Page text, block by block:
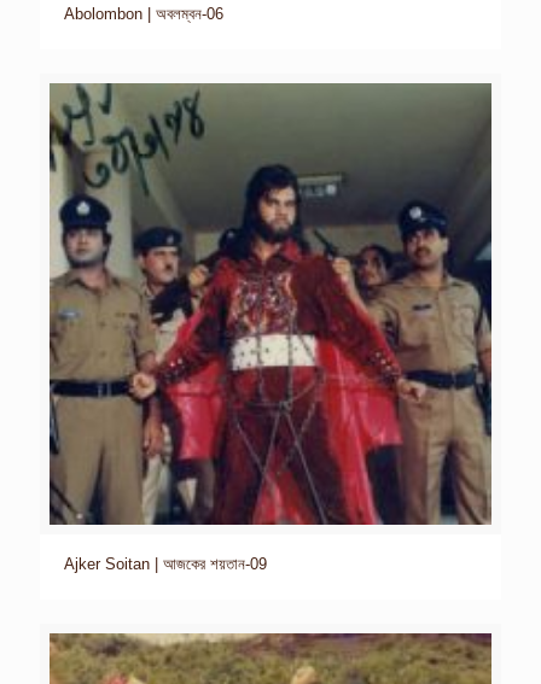
Abolombon | অবলম্বন-06
Ajker Soitan | আজকের শয়তান-09